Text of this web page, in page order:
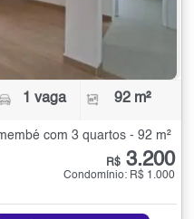
1 vaga 92 m²
com 3 quartos - 92 m²
R$ 3.200
Condomínio: R$ 1.000